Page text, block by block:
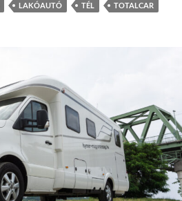
LAKÓAUTÓ TÉL TOTALCAR